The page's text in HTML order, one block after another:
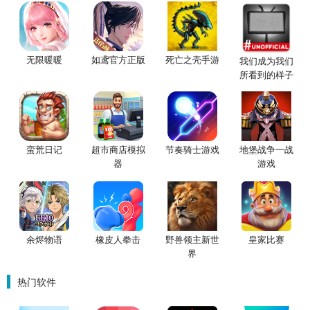
无限暖暖 如鸢官方正版 死亡之壳手游
我们成为我们
所看到的样子
蛮荒日记
超市商店模拟
器
节奏骑士游戏
地堡战争一战
游戏
余烬物语 橡皮人拳击
野兽领主新世
界
皇家比赛
热门软件